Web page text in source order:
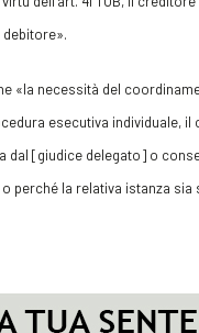
«la necessità del
esecutiva individuale,
dal [giudice delegato] o
perché la relativa istanza sia